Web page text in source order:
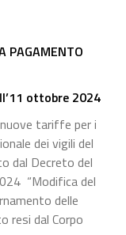
PAGAMENTO
ottobre 2024
tariffe per i
dei vigili del
dal Decreto del
“Modifica del
delle
resi dal Corpo